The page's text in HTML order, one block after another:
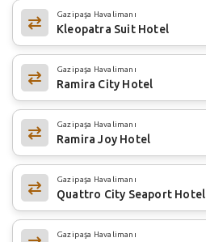
Gazipaşa Havalimanı
Kleopatra Suit Hotel
Gazipaşa Havalimanı
Ramira City Hotel
Gazipaşa Havalimanı
Ramira Joy Hotel
Gazipaşa Havalimanı
Quattro City Seaport Hotel
Gazipaşa Havalimanı